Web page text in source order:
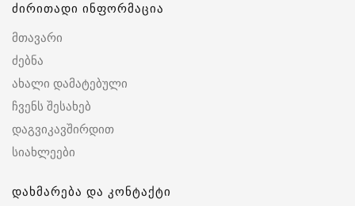
ძირითადი ინფორმაცია
მთავარი
ძებნა
ახალი დამატებული
ჩვენს შესახებ
დაგვიკავშირდით
სიახლეები
დახმარება და კონტაქტი